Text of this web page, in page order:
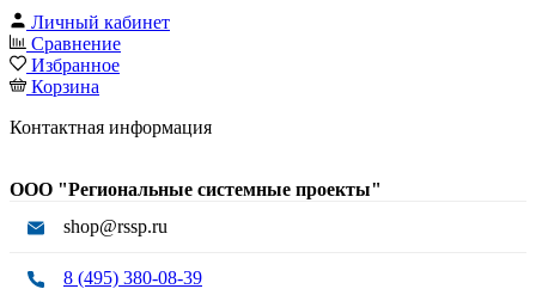
Личный кабинет
Сравнение
Избранное
Корзина
Контактная информация
ООО "Региональные системные проекты"
shop@rssp.ru
8 (495) 380-08-39